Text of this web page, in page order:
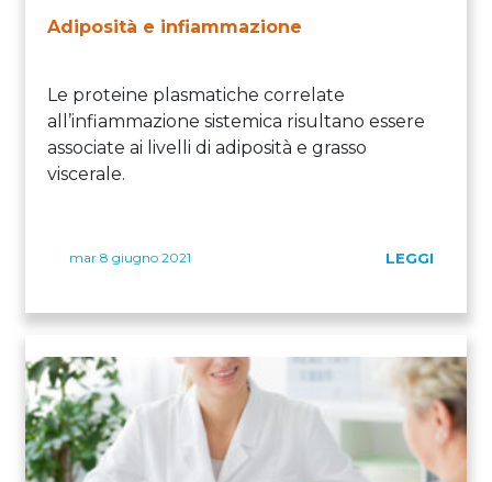
Adiposità e infiammazione
Le proteine plasmatiche correlate
all’infiammazione sistemica risultano essere
associate ai livelli di adiposità e grasso
viscerale.
mar 8 giugno 2021 LEGGI